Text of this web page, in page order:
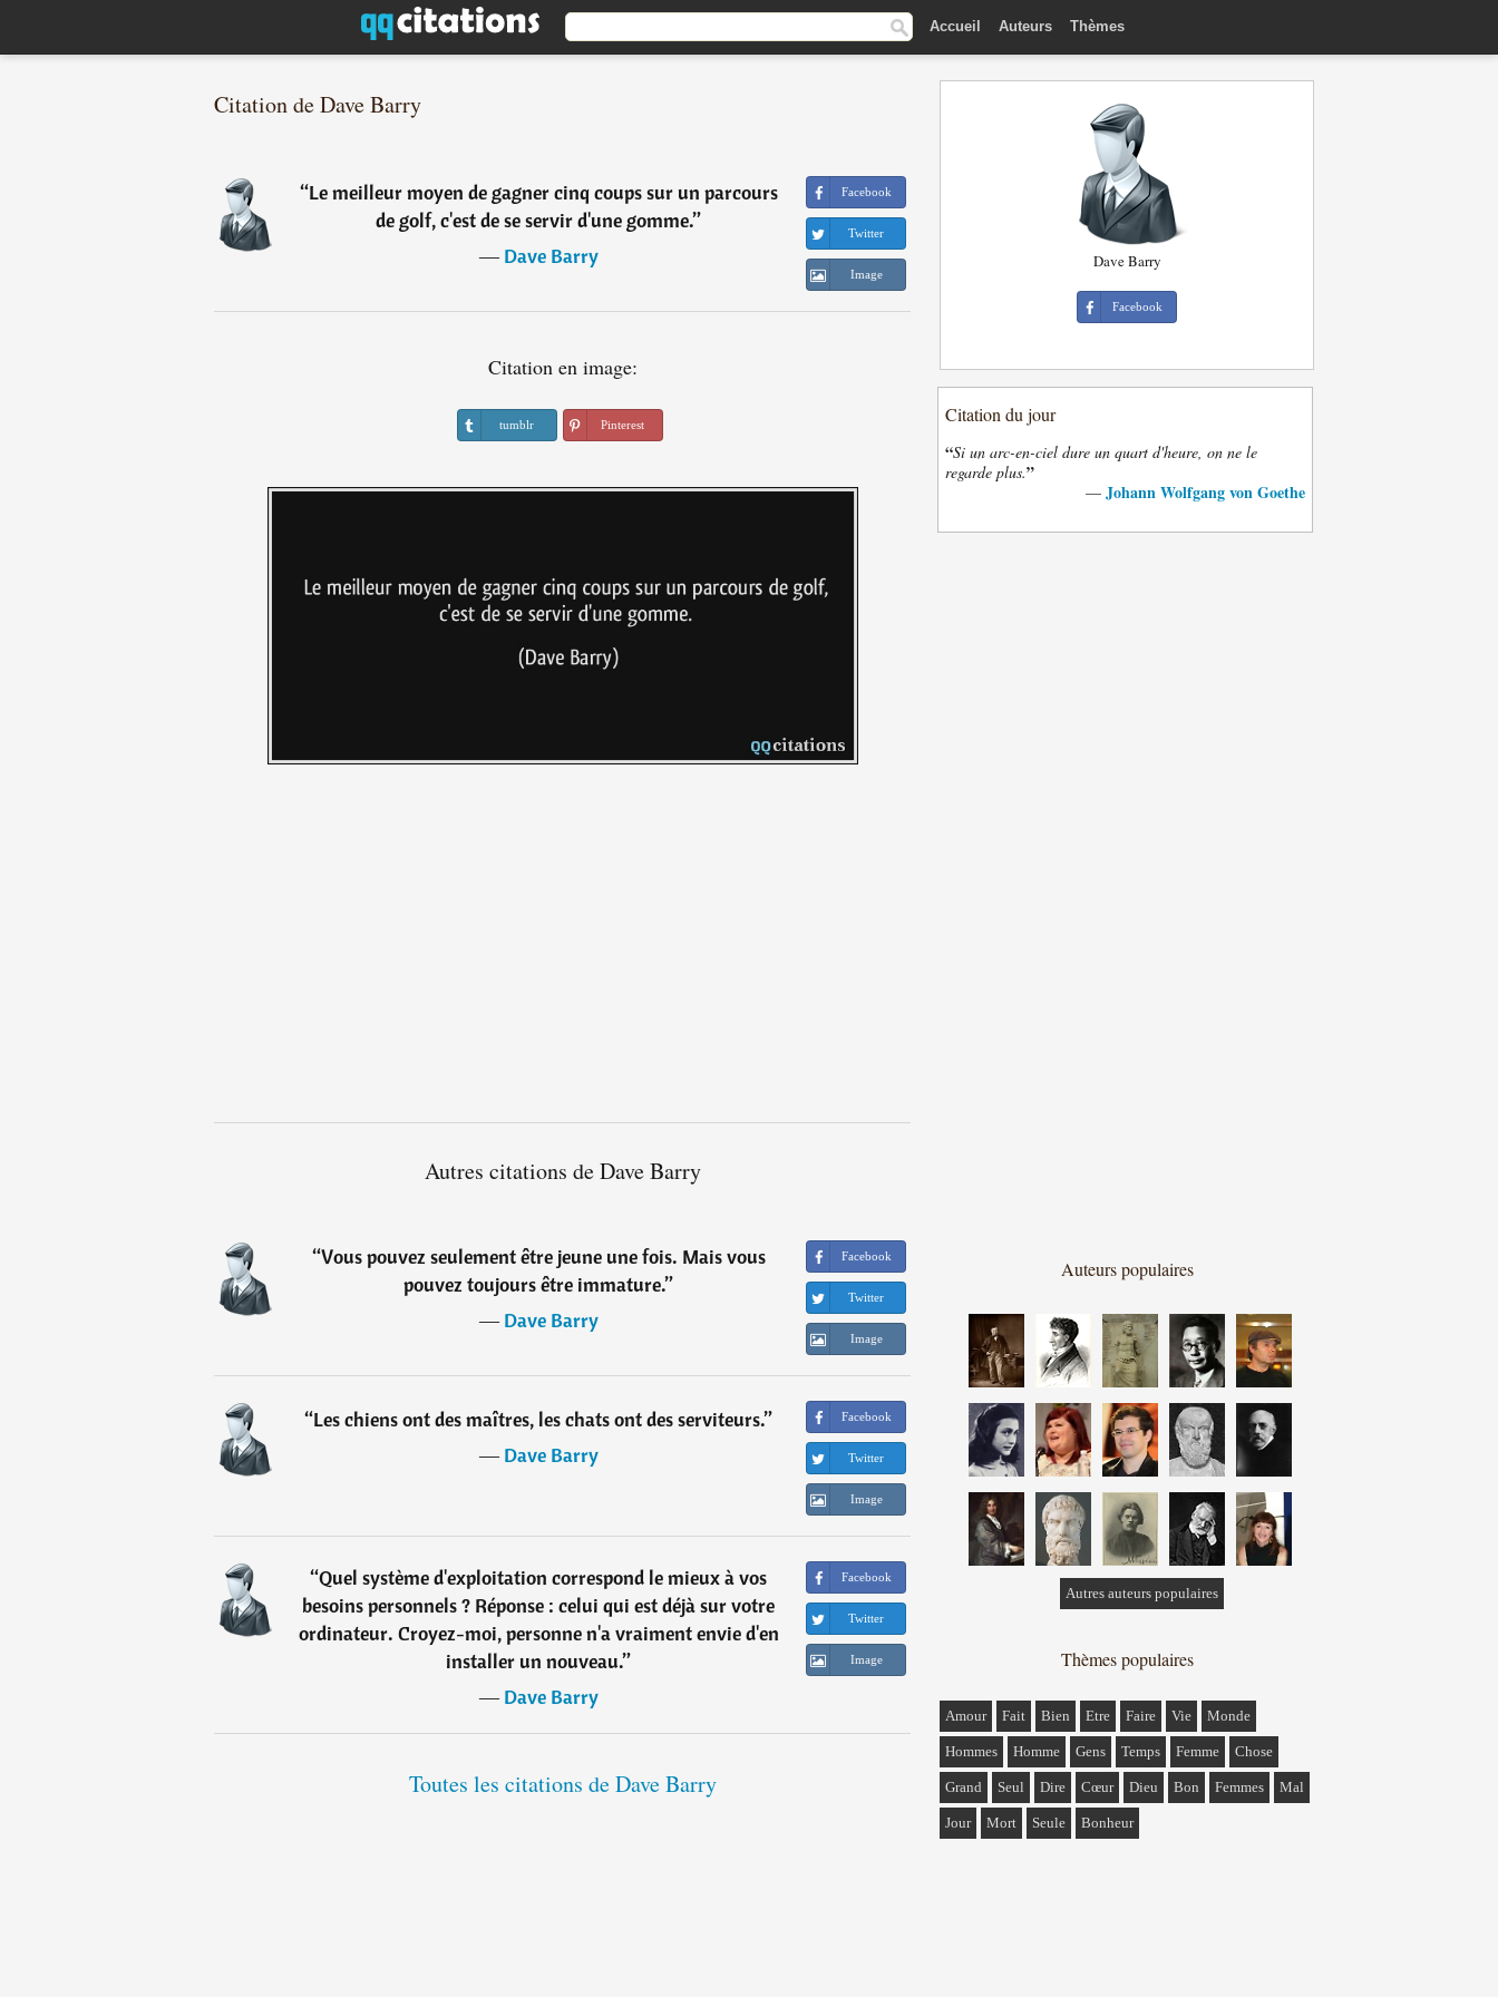
Accueil Auteurs Thèmes
Citation de Dave Barry
“Le meilleur moyen de gagner cinq coups sur un parcours
de golf, c'est de se servir d'une gomme.”
―Dave Barry
Facebook
Twitter
Image
Citation en image:
tumblr Pinterest
Autres citations de Dave Barry
“Vous pouvez seulement être jeune une fois. Mais vous
pouvez toujours être immature.”
―Dave Barry
Facebook
Twitter
Image
“Les chiens ont des maîtres, les chats ont des serviteurs.”
―Dave Barry
Facebook
Twitter
Image
“Quel système d'exploitation correspond le mieux à vos
besoins personnels ? Réponse : celui qui est déjà sur votre
ordinateur. Croyez-moi, personne n'a vraiment envie d'en
installer un nouveau.”
―Dave Barry
Facebook
Twitter
Image
Toutes les citations de Dave Barry
Dave Barry
Facebook
Citation du jour
“Si un arc-en-ciel dure un quart d'heure, on ne le
regarde plus.”
— Johann Wolfgang von Goethe
Auteurs populaires
Autres auteurs populaires
Thèmes populaires
Amour Fait Bien Etre Faire Vie Monde
Hommes Homme Gens Temps Femme Chose
Grand Seul Dire Cœur Dieu Bon Femmes Mal
Jour Mort Seule Bonheur